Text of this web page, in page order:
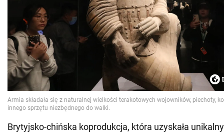
Brytyjsko-chińska koprodukcja, która uzyskała